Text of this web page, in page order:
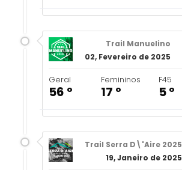
Trail Manuelino
02, Fevereiro de 2025
Geral
56 º
Femininos
17 º
F45
5 º
Trail Serra D\'Aire 2025
19, Janeiro de 2025